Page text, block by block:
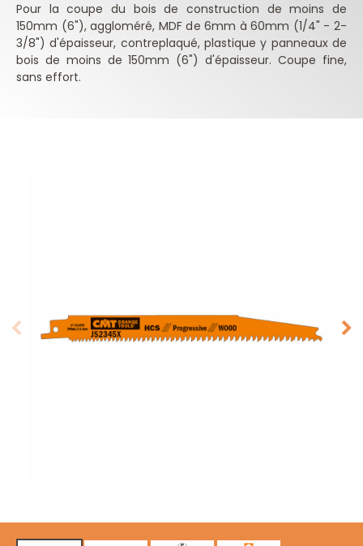
Pour la coupe du bois de construction de moins de
150mm (6"), aggloméré, MDF de 6mm à 60mm (1/4" - 2-
3/8") d'épaisseur, contreplaqué, plastique y panneaux de
bois de moins de 150mm (6") d'épaisseur. Coupe fine,
sans effort.